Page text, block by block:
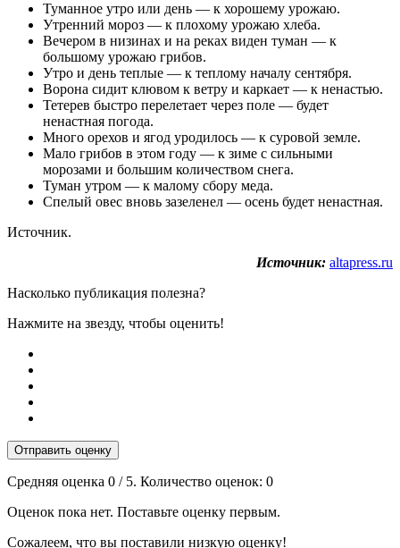
Туманное утро или день — к хорошему урожаю.
Утренний мороз — к плохому урожаю хлеба.
Вечером в низинах и на реках виден туман — к
большому урожаю грибов.
Утро и день теплые — к теплому началу сентября.
Ворона сидит клювом к ветру и каркает — к ненастью.
Тетерев быстро перелетает через поле — будет
ненастная погода.
Много орехов и ягод уродилось — к суровой земле.
Мало грибов в этом году — к зиме с сильными
морозами и большим количеством снега.
Туман утром — к малому сбору меда.
Спелый овес вновь зазеленел — осень будет ненастная.
Источник.
Источник: altapress.ru
Насколько публикация полезна?
Нажмите на звезду, чтобы оценить!
Отправить оценку
Средняя оценка 0 / 5. Количество оценок: 0
Оценок пока нет. Поставьте оценку первым.
Сожалеем, что вы поставили низкую оценку!